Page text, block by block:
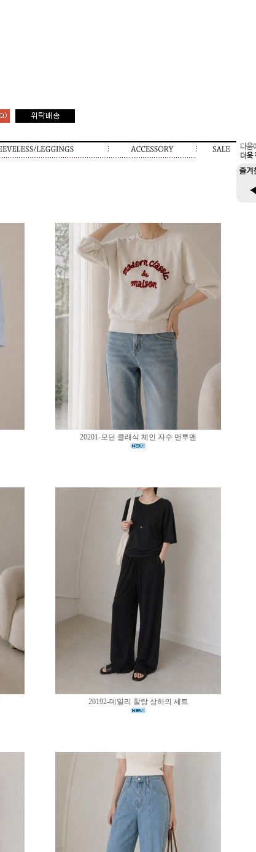
20201-모던 클래식 체인 자수 맨투맨
20192-데일리 찰랑 상하의 세트